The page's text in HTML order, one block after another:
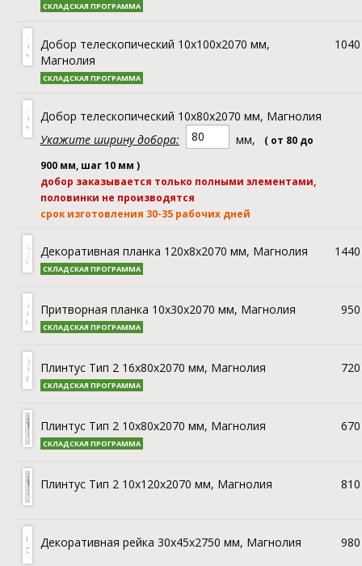
СКЛАДСКАЯ ПРОГРАММА
Добор телескопический 10х100x2070 мм,
Магнолия
СКЛАДСКАЯ ПРОГРАММА
Добор телескопический 10х80x2070 мм, Магнолия
Укажите ширину добора:
мм,
( от 80 до
900 мм, шаг 10 мм )
добор заказывается только полными элементами,
половинки не производятся
срок изготовления 30-35 рабочих дней
Декоративная планка 120х8x2070 мм, Магнолия
СКЛАДСКАЯ ПРОГРАММА
Притворная планка 10х30x2070 мм, Магнолия
СКЛАДСКАЯ ПРОГРАММА
Плинтус Тип 2 16х80x2070 мм, Магнолия
СКЛАДСКАЯ ПРОГРАММА
Плинтус Тип 2 10х80x2070 мм, Магнолия
СКЛАДСКАЯ ПРОГРАММА
Плинтус Тип 2 10х120x2070 мм, Магнолия
Декоративная рейка 30х45x2750 мм, Магнолия